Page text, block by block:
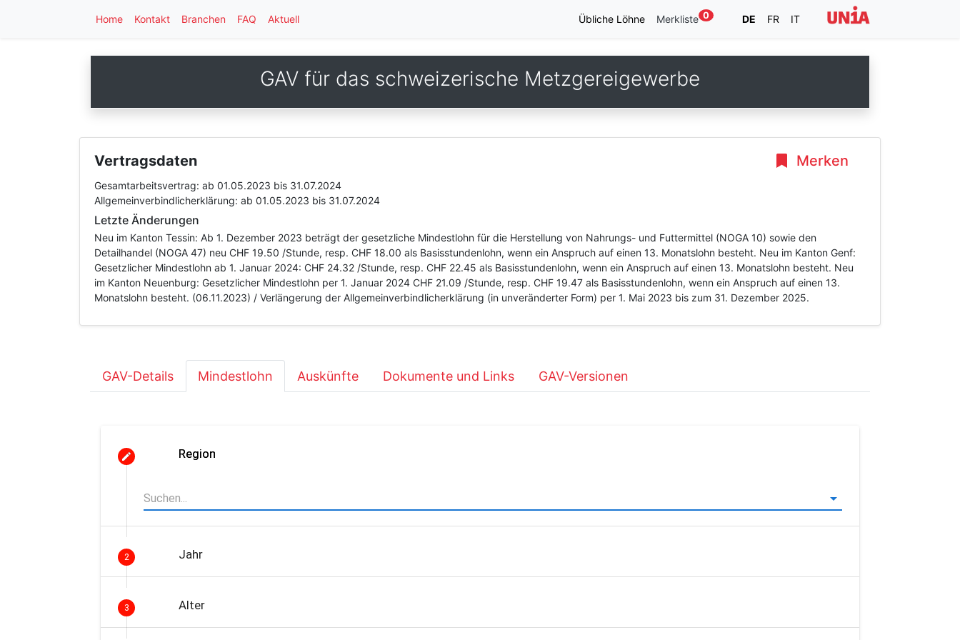
Home Kontakt Branchen FAQ Aktuell Übliche Löhne Merkliste 0 DE FR IT
GAV für das schweizerische Metzgereigewerbe
Merken
Vertragsdaten
Gesamtarbeitsvertrag: ab 01.05.2023 bis 31.07.2024
Allgemeinverbindlicherklärung: ab 01.05.2023 bis 31.07.2024
Letzte Änderungen
Neu im Kanton Tessin: Ab 1. Dezember 2023 beträgt der gesetzliche Mindestlohn für die Herstellung von Nahrungs- und Futtermittel (NOGA 10) sowie den
Detailhandel (NOGA 47) neu CHF 19.50 /Stunde, resp. CHF 18.00 als Basisstundenlohn, wenn ein Anspruch auf einen 13. Monatslohn besteht. Neu im Kanton Genf:
Gesetzlicher Mindestlohn ab 1. Januar 2024: CHF 24.32 /Stunde, resp. CHF 22.45 als Basisstundenlohn, wenn ein Anspruch auf einen 13. Monatslohn besteht. Neu
im Kanton Neuenburg: Gesetzlicher Mindestlohn per 1. Januar 2024 CHF 21.09 /Stunde, resp. CHF 19.47 als Basisstundenlohn, wenn ein Anspruch auf einen 13.
Monatslohn besteht. (06.11.2023) / Verlängerung der Allgemeinverbindlicherklärung (in unveränderter Form) per 1. Mai 2023 bis zum 31. Dezember 2025.
GAV-Details Mindestlohn Auskünfte Dokumente und Links GAV-Versionen
Region
2 Jahr
3 Alter